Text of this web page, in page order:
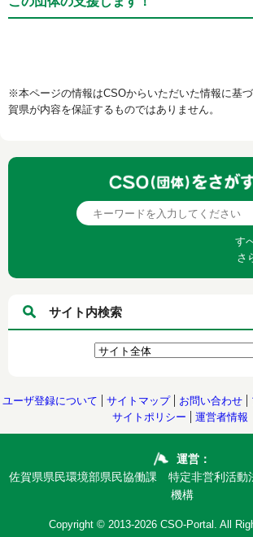
※本ページの情報はCSOからいただいた情報に基
賀県が内容を保証するものではありません。
す
さ
サイト内検索
ユーザ登録について サイトマップ お問い合わせ
サイトポリシー
運営者情報
運営：
佐賀県県民環境部県民協働課 特定非営利活動
機構
Copyright © 2013-2026 CSO-Portal. All